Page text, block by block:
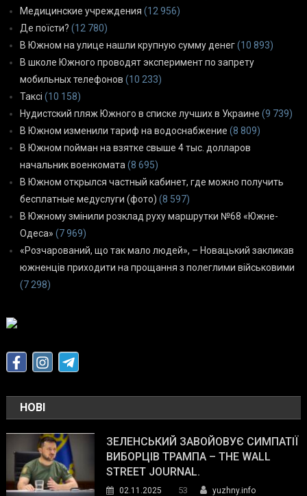
Медицинские учреждения (12 956)
Де поїсти? (12 780)
В Южном на улице нашли крупную сумму денег(10 893)
В школе Южного проводят эксперимент по запрету
мобильных телефонов (10 233)
Таксі (10 158)
Нудистский пляж Южного в списке лучших в Украине (9 739)
В Южном изменили тариф на водоснабжение (8 809)
В Южном пойман на взятке свыше 4 тыс. долларов
начальник военкомата (8 695)
В Южном открылся частный кабинет, где можно получить
бесплатные медуслуги (фото) (8 597)
В Южному змінили розклад руху маршрутки №68 «Южне-
Одеса» (7 969)
«Розчарований, що так мало людей», – Новацький закликав
южненців приходити на прощання з полеглими військовими
(7 298)
НОВІ
ЗЕЛЕНСЬКИЙ ЗАВОЙОВУЄ СИМПАТІЇ
ВИБОРЦІВ ТРАМПА – THE WALL
STREET JOURNAL.
02.11.2025 53
yuzhny.info